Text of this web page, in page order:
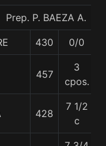
Prep. P. BAEZA A.
430 0/0
457
3
cpos.
428
7 1/2
c